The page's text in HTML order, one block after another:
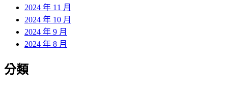
2024 年 11 月
2024 年 10 月
2024 年 9 月
2024 年 8 月
分類